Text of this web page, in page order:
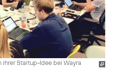
ihrer Startup-Idee bei Wayra